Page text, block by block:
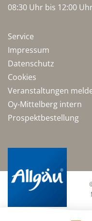
08:30 Uhr bis 12:00
Service
Impressum
Datenschutz
Cookies
Veranstaltungen
Oy-Mittelberg intern
Prospektbestellung